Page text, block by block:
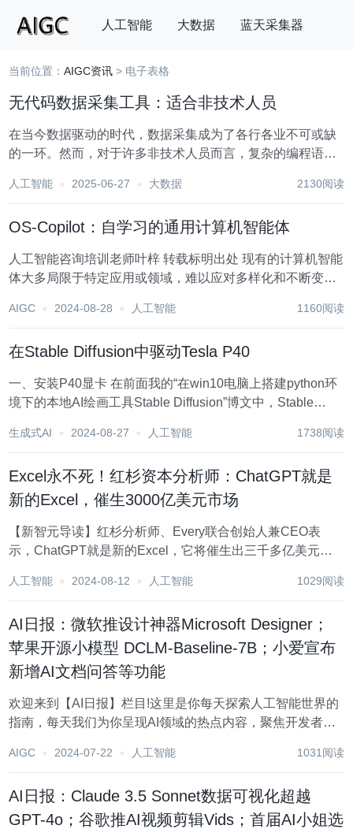
人工智能 大数据 蓝天采集器
搜索
当前位置：AIGC资讯 > 电子表格
无代码数据采集工具：适合非技术人员
在当今数据驱动的时代，数据采集成为了各行各业不可或缺
的一环。然而，对于许多非技术人员而言，复杂的编程语言
是，随着技术的进步，一系列无需编写代码的数据采集工具
人工智能 2025-06-27 大数据 2130阅读
OS-Copilot：自学习的通用计算机智能体
人工智能咨询培训老师叶梓 转载标明出处 现有的计算机智能
体大多局限于特定应用或领域，难以应对多样化和不断变化
性，也阻碍了其在更广泛场景中的应用潜力。为了突破这一
AIGC 2024-08-28 人工智能 1160阅读
在Stable Diffusion中驱动Tesla P40
一、安装P40显卡 在前面我的“在win10电脑上搭建python环
境下的本地AI绘画工具Stable Diffusion”博文中，Stable
生成式AI 2024-08-27 人工智能 1738阅读
Excel永不死！红杉资本分析师：ChatGPT就是
新的Excel，催生3000亿美元市场
【新智元导读】红杉分析师、Every联合创始人兼CEO表
示，ChatGPT就是新的Excel，它将催生出三千多亿美元的
联合创始人兼CEO Dan Shipper，最近给出了这样的论
人工智能 2024-08-12 人工智能 1029阅读
AI日报：微软推设计神器Microsoft Designer；
苹果开源小模型 DCLM-Baseline-7B；小爱宣布
新增AI文档问答等功能
欢迎来到【AI日报】栏目!这里是你每天探索人工智能世界的
指南，每天我们为你呈现AI领域的热点内容，聚焦开发者，
了解:https://top.aibase.com/ 1、微软推设计神器Microsof...
AIGC 2024-07-22 人工智能 1031阅读
AI日报：Claude 3.5 Sonnet数据可视化超越
GPT-4o；谷歌推AI视频剪辑Vids；首届AI小姐选